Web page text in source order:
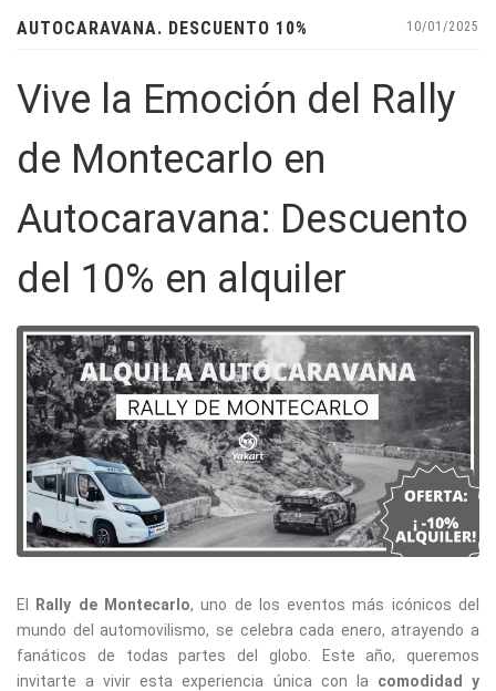
AUTOCARAVANA. DESCUENTO 10%
10/01/2025
Vive la Emoción del Rally
de Montecarlo en
Autocaravana: Descuento
del 10% en alquiler
El Rally de Montecarlo, uno de los eventos más icónicos del
mundo del automovilismo, se celebra cada enero, atrayendo a
fanáticos de todas partes del globo. Este año, queremos
invitarte a vivir esta experiencia única con la comodidad y